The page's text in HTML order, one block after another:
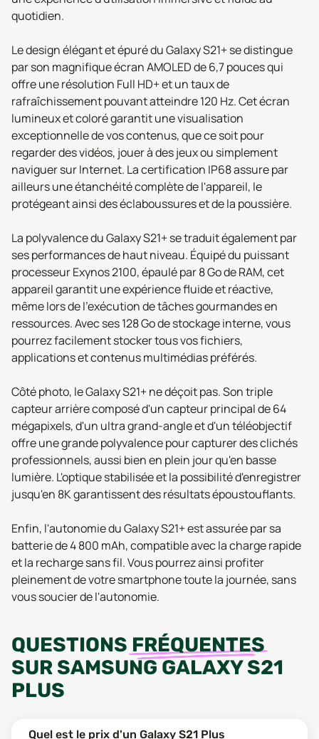
quotidien.
Le design élégant et épuré du Galaxy S21+ se distingue
par son magnifique écran AMOLED de 6,7 pouces qui
offre une résolution Full HD+ et un taux de
rafraîchissement pouvant atteindre 120 Hz. Cet écran
lumineux et coloré garantit une visualisation
exceptionnelle de vos contenus, que ce soit pour
regarder des vidéos, jouer à des jeux ou simplement
naviguer sur Internet. La certification IP68 assure par
ailleurs une étanchéité complète de l'appareil, le
protégeant ainsi des éclaboussures et de la poussière.
La polyvalence du Galaxy S21+ se traduit également par
ses performances de haut niveau. Équipé du puissant
processeur Exynos 2100, épaulé par 8 Go de RAM, cet
appareil garantit une expérience fluide et réactive,
même lors de l'exécution de tâches gourmandes en
ressources. Avec ses 128 Go de stockage interne, vous
pourrez facilement stocker tous vos fichiers,
applications et contenus multimédias préférés.
Côté photo, le Galaxy S21+ ne déçoit pas. Son triple
capteur arrière composé d'un capteur principal de 64
mégapixels, d'un ultra grand-angle et d'un téléobjectif
offre une grande polyvalence pour capturer des clichés
professionnels, aussi bien en plein jour qu'en basse
lumière. L'optique stabilisée et la possibilité d'enregistrer
jusqu'en 8K garantissent des résultats époustouflants.
Enfin, l'autonomie du Galaxy S21+ est assurée par sa
batterie de 4 800 mAh, compatible avec la charge rapide
et la recharge sans fil. Vous pourrez ainsi profiter
pleinement de votre smartphone toute la journée, sans
vous soucier de l'autonomie.
QUESTIONS FRÉQUENTES
SURSAMSUNG GALAXY S21
PLUS
Quel est le prix d'un Galaxy S21 Plus